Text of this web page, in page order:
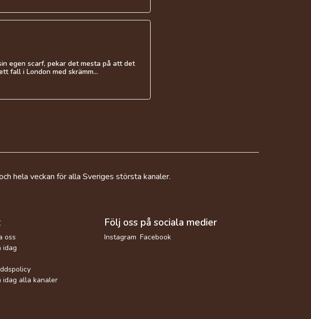
egen scarf, pekar det mesta på att det
fall i London med skrämm...
hela veckan för alla Sveriges största kanaler.
oss
idag
idag alla kanaler
Följ oss på sociala medier
Instagram Facebook